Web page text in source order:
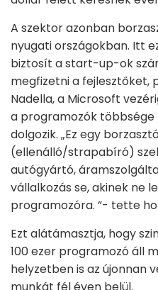
A szektor azonban
nyugati országokban. Itt
biztosít a start-up-ok
megfizetni a fejlesztőket,
Nadella, a Microsoft
a programozók
dolgozik. „Ez egy
(ellenálló/strapabíró)
autógyártó,
vállalkozás se, akinek ne
programozóra. ”- tette
Ezt alátámasztja, hogy
100 ezer programozó áll
helyzetben is az újonnan